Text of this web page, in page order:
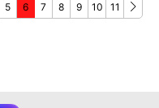
5 6 7 8 9 10 11